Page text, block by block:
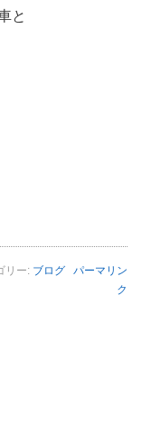
と
リー: ブログ
パーマリン
ク